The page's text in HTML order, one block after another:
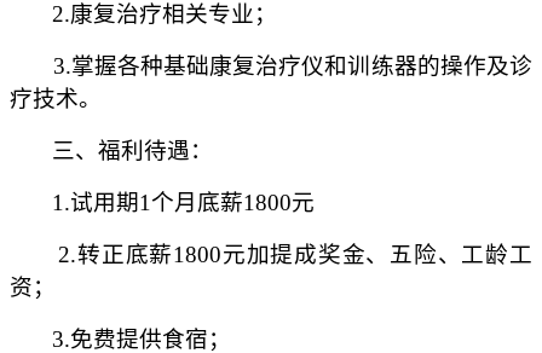
2.康复治疗相关专业；
3.掌握各种基础康复治疗仪和训练器的操作及诊
疗技术。
三、福利待遇：
1.试用期1个月底薪1800元
2.转正底薪1800元加提成奖金、五险、工龄工
资；
3.免费提供食宿；